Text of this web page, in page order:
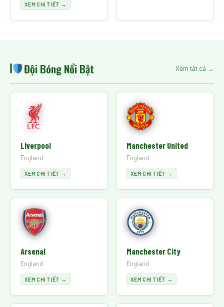
XEM CHI TIẾT →
Đội Bóng Nổi Bật Xem tất cả →
Liverpool
England
XEM CHI TIẾT →
Manchester United
England
XEM CHI TIẾT →
Arsenal
England
XEM CHI TIẾT →
Manchester City
England
XEM CHI TIẾT →